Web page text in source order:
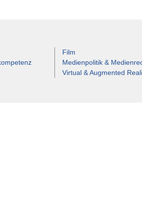
Film
Medienpolitik &
Virtual & Augmented